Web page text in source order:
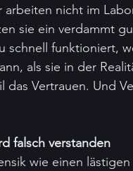
nicht im
sie ein verdammt
schnell funktioniert,
als sie in der
das Vertrauen. Und
falsch verstanden
wie einen